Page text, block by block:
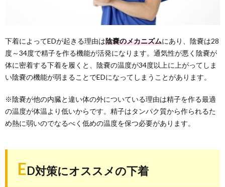
下着によってEDが起きる理由は陰嚢のメカニズムにあり、陰嚢は28
度～34度で精子を作る機能が活発になります。通気性が悪く陰嚢が
体に密着する下着を履くと、陰嚢の温度が34度以上に上がってしま
い陰嚢の機能が弱まることでEDになってしまうことがあります。
※陰嚢が他の内臓と違い体の外についている理由は精子を作る最適
の温度が体温より低いからです。精子はタンパク質から作られるた
め熱に弱いのでなるべく低めの温度を保つ必要があります。
ED対策にオススメの下着